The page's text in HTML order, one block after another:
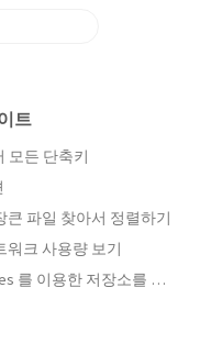
트
모든 단축키
큰 파일 찾아서 정렬하기
워크 사용량 보기
github pages 를 이용한 저장소를 시작합니다